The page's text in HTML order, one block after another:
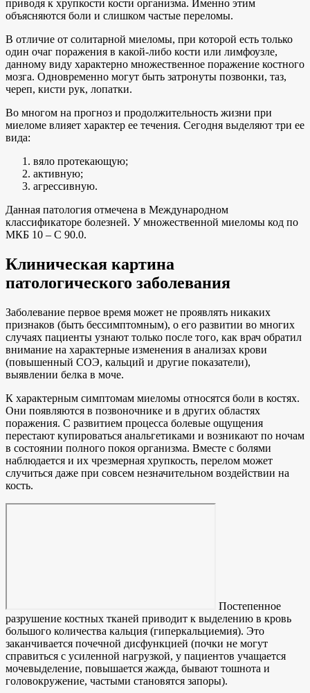
приводя к хрупкости кости организма. Именно этим
объясняются боли и слишком частые переломы.
В отличие от солитарной миеломы, при которой есть только
один очаг поражения в какой-либо кости или лимфоузле,
данному виду характерно множественное поражение костного
мозга. Одновременно могут быть затронуты позвонки, таз,
череп, кисти рук, лопатки.
Во многом на прогноз и продолжительность жизни при
миеломе влияет характер ее течения. Сегодня выделяют три ее
вида:
вяло протекающую;
активную;
агрессивную.
Данная патология отмечена в Международном
классификаторе болезней. У множественной миеломы код по
МКБ 10 – С 90.0.
Клиническая картина
патологического заболевания
Заболевание первое время может не проявлять никаких
признаков (быть бессимптомным), о его развитии во многих
случаях пациенты узнают только после того, как врач обратил
внимание на характерные изменения в анализах крови
(повышенный СОЭ, кальций и другие показатели),
выявлении белка в моче.
К характерным симптомам миеломы относятся боли в костях.
Они появляются в позвоночнике и в других областях
поражения. С развитием процесса болевые ощущения
перестают купироваться анальгетиками и возникают по ночам
в состоянии полного покоя организма. Вместе с болями
наблюдается и их чрезмерная хрупкость, перелом может
случиться даже при совсем незначительном воздействии на
кость.
Постепенное
разрушение костных тканей приводит к выделению в кровь
большого количества кальция (гиперкальциемия). Это
заканчивается почечной дисфункцией (почки не могут
справиться с усиленной нагрузкой, у пациентов учащается
мочевыделение, повышается жажда, бывают тошнота и
головокружение, частыми становятся запоры).